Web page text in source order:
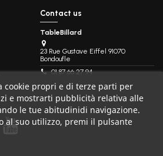
Contact us
TableBillard
23 Rue Gustave Eiffel 91070
Bondoufle
01 87 66 27 94
cookie propri e di terze parti per
e mostrarti pubblicità relativa alle
le tue abitudinidi navigazione.
al suo utilizzo, premi il pulsante